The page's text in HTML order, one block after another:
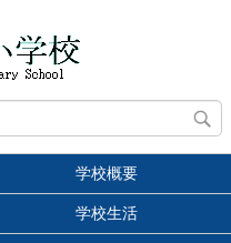
学校概要
学校生活